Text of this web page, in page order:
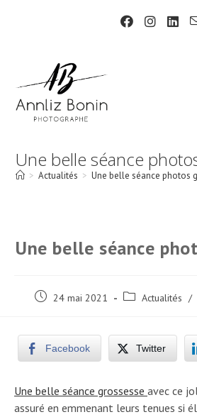
Une belle séance
> Actualités > Une belle séance photos
Une belle séance
Post 24 mai 2021
Post Actualités /
Facebook Twitter
Une belle séance grossesse avec ce
assuré en emmenant leurs tenues si